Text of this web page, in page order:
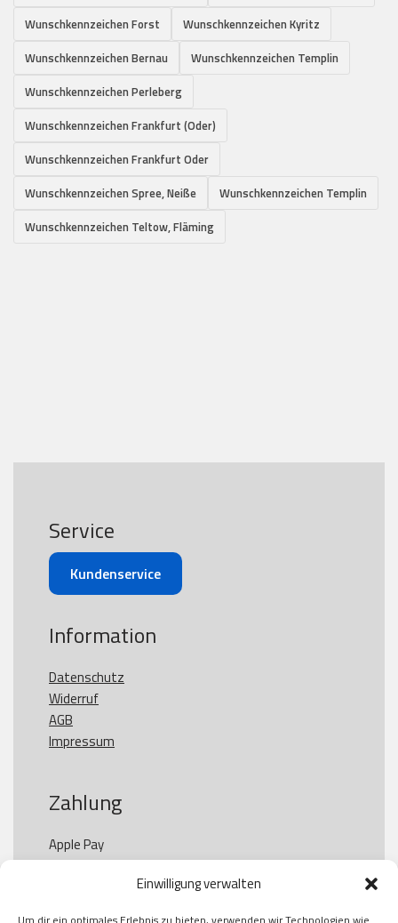
Einwilligung verwalten
Wunschkennzeichen Forst
Wunschkennzeichen Kyritz
Wunschkennzeichen Bernau
Wunschkennzeichen Templin
Wunschkennzeichen Perleberg
Wunschkennzeichen Frankfurt (Oder)
Wunschkennzeichen Frankfurt Oder
Wunschkennzeichen Spree, Neiße
Wunschkennzeichen Templin
Wunschkennzeichen Teltow, Fläming
Service
Kundenservice
Information
Datenschutz
Widerruf
AGB
Impressum
Zahlung
Apple Pay
Paypal